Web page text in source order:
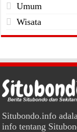
Umum
Wisata
Situbondo.info
info tentang